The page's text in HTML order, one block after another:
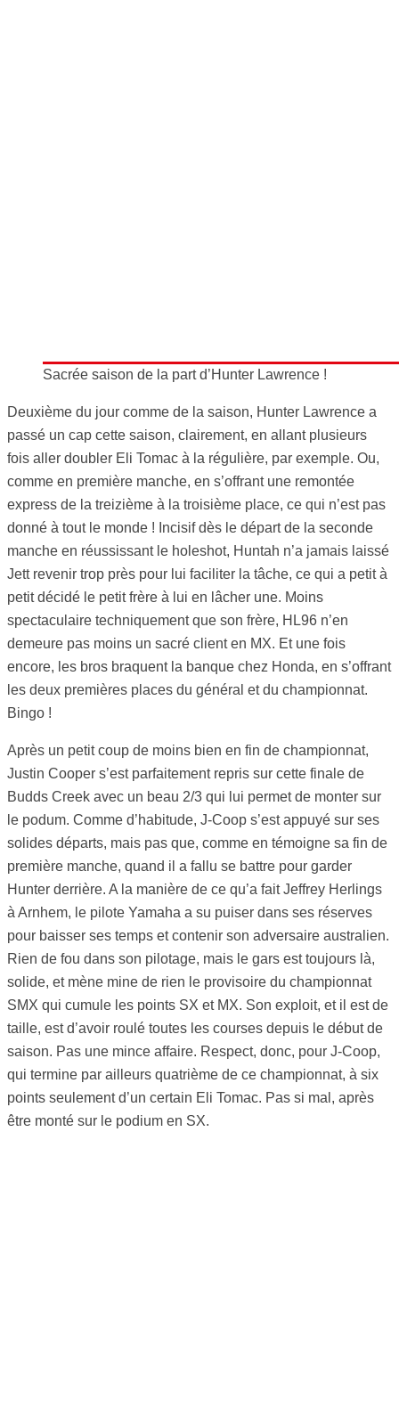
Sacrée saison de la part d’Hunter Lawrence !
Deuxième du jour comme de la saison, Hunter Lawrence a
passé un cap cette saison, clairement, en allant plusieurs
fois aller doubler Eli Tomac à la régulière, par exemple. Ou,
comme en première manche, en s’offrant une remontée
express de la treizième à la troisième place, ce qui n’est pas
donné à tout le monde ! Incisif dès le départ de la seconde
manche en réussissant le holeshot, Huntah n’a jamais laissé
Jett revenir trop près pour lui faciliter la tâche, ce qui a petit à
petit décidé le petit frère à lui en lâcher une. Moins
spectaculaire techniquement que son frère, HL96 n’en
demeure pas moins un sacré client en MX. Et une fois
encore, les bros braquent la banque chez Honda, en s’offrant
les deux premières places du général et du championnat.
Bingo !
Après un petit coup de moins bien en fin de championnat,
Justin Cooper s’est parfaitement repris sur cette finale de
Budds Creek avec un beau 2/3 qui lui permet de monter sur
le podum. Comme d’habitude, J-Coop s’est appuyé sur ses
solides départs, mais pas que, comme en témoigne sa fin de
première manche, quand il a fallu se battre pour garder
Hunter derrière. A la manière de ce qu’a fait Jeffrey Herlings
à Arnhem, le pilote Yamaha a su puiser dans ses réserves
pour baisser ses temps et contenir son adversaire australien.
Rien de fou dans son pilotage, mais le gars est toujours là,
solide, et mène mine de rien le provisoire du championnat
SMX qui cumule les points SX et MX. Son exploit, et il est de
taille, est d’avoir roulé toutes les courses depuis le début de
saison. Pas une mince affaire. Respect, donc, pour J-Coop,
qui termine par ailleurs quatrième de ce championnat, à six
points seulement d’un certain Eli Tomac. Pas si mal, après
être monté sur le podium en SX.